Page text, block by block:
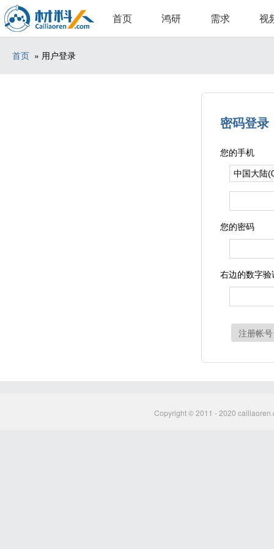
首页 鸿研 需求 视
首页 » 用户登录
密码登录
您的手机
您的密码
右边的数字验
注册帐号
Copyright © 2011 - 2020